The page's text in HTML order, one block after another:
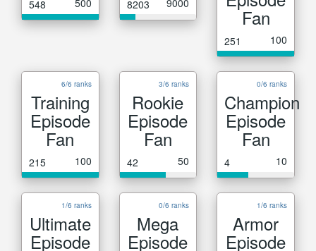
548 500 8203 9000
Fan
251 100
6/6 ranks
Training
Episode
Fan
215 100
3/6 ranks
Rookie
Episode
Fan
42 50
0/6 ranks
Champion
Episode
Fan
4 10
1/6 ranks
Ultimate
Episode
0/6 ranks
Mega
Episode
1/6 ranks
Armor
Episode